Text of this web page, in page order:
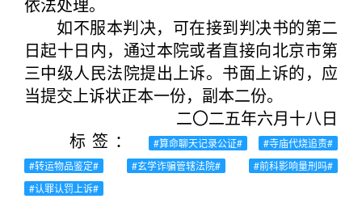
如不服本判决，可在接到判决书的第二
日起十日内，通过本院或者直接向北京市第
三中级人民法院提出上诉。书面上诉的，应
当提交上诉状正本一份，副本二份。
二〇二五年六月十八日
标签：
#算命聊天记录公证#
#寺庙代烧追责#
#转运物品鉴定#
#玄学诈骗管辖法院#
#前科影响量刑吗#
#认罪认罚上诉#